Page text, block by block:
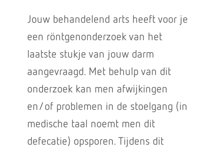
Jouw behandelend arts heeft voor je
een röntgenonderzoek van het
laatste stukje van jouw darm
aangevraagd. Met behulp van dit
onderzoek kan men afwijkingen
en/of problemen in de stoelgang (in
medische taal noemt men dit
defecatie) opsporen. Tijdens dit